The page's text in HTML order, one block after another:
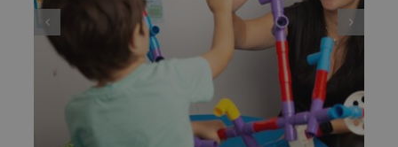
proiect de lege care reglementează modul
de exercitare a profesiei de ”analist
comportamental”, adică specialistul care
gestionează terapiile problemelor copiilor cu